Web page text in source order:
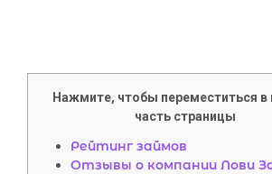
Нажмите, чтобы переместиться в
часть страницы
Рейтинг займов
Отзывы о компании Лови